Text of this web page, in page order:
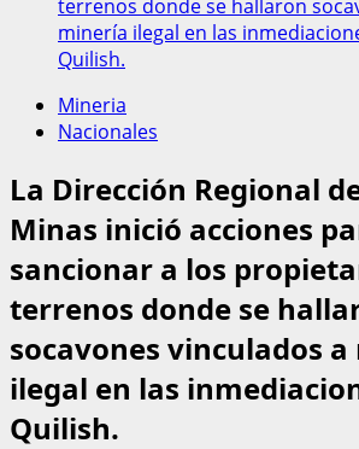
terrenos donde se hallaron
minería ilegal en las
Quilish.
Mineria
Nacionales
La Dirección Regional
Minas inició acciones
sancionar a los
terrenos donde se
socavones vinculados
ilegal en las
Quilish.